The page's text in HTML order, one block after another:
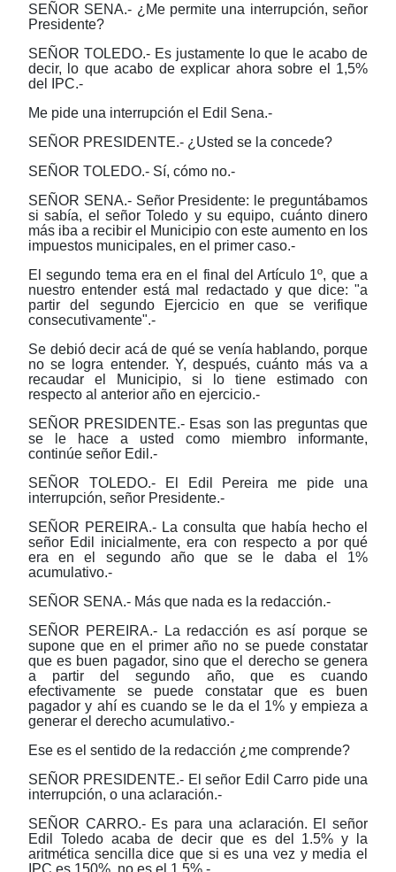
SEÑOR SENA.- ¿Me permite una interrupción, señor
Presidente?
SEÑOR TOLEDO.- Es justamente lo que le acabo de
decir, lo que acabo de explicar ahora sobre el 1,5%
del IPC.-
Me pide una interrupción el Edil Sena.-
SEÑOR PRESIDENTE.- ¿Usted se la concede?
SEÑOR TOLEDO.- Sí, cómo no.-
SEÑOR SENA.- Señor Presidente: le preguntábamos
si sabía, el señor Toledo y su equipo, cuánto dinero
más iba a recibir el Municipio con este aumento en los
impuestos municipales, en el primer caso.-
El segundo tema era en el final del Artículo 1º, que a
nuestro entender está mal redactado y que dice: "a
partir del segundo Ejercicio en que se verifique
consecutivamente".-
Se debió decir acá de qué se venía hablando, porque
no se logra entender. Y, después, cuánto más va a
recaudar el Municipio, si lo tiene estimado con
respecto al anterior año en ejercicio.-
SEÑOR PRESIDENTE.- Esas son las preguntas que
se le hace a usted como miembro informante,
continúe señor Edil.-
SEÑOR TOLEDO.- El Edil Pereira me pide una
interrupción, señor Presidente.-
SEÑOR PEREIRA.- La consulta que había hecho el
señor Edil inicialmente, era con respecto a por qué
era en el segundo año que se le daba el 1%
acumulativo.-
SEÑOR SENA.- Más que nada es la redacción.-
SEÑOR PEREIRA.- La redacción es así porque se
supone que en el primer año no se puede constatar
que es buen pagador, sino que el derecho se genera
a partir del segundo año, que es cuando
efectivamente se puede constatar que es buen
pagador y ahí es cuando se le da el 1% y empieza a
generar el derecho acumulativo.-
Ese es el sentido de la redacción ¿me comprende?
SEÑOR PRESIDENTE.- El señor Edil Carro pide una
interrupción, o una aclaración.-
SEÑOR CARRO.- Es para una aclaración. El señor
Edil Toledo acaba de decir que es del 1.5% y la
aritmética sencilla dice que si es una vez y media el
IPC es 150%, no es el 1,5%.-